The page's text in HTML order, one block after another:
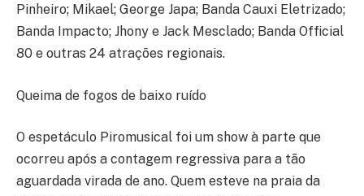
Pinheiro; Mikael; George Japa; Banda Cauxi Eletrizado;
Banda Impacto; Jhony e Jack Mesclado; Banda Official
80 e outras 24 atrações regionais.
Queima de fogos de baixo ruído
O espetáculo Piromusical foi um show à parte que
ocorreu após a contagem regressiva para a tão
aguardada virada de ano. Quem esteve na praia da